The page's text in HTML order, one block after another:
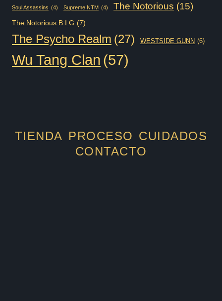
Soul Assassins (4) Supreme NTM (4) The Notorious (15)
The Notorious B.I.G (7)
The Psycho Realm (27) WESTSIDE GUNN (6)
Wu Tang Clan (57)
TIENDA PROCESO CUIDADOS
CONTACTO